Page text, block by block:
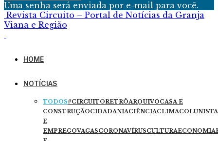
Uma senha será enviada por e-mail para você.
Revista Circuito – Portal de Notícias da Granja
Viana e Região
HOME
NOTÍCIAS
TODOS#CIRCUITORETRÔARQUIVOCASA E
CONSTRUÇÃOCIDADANIACIÊNCIACLIMA
E
EMPREGOVAGASCORONAVÍRUSCULTURAECONOMIA